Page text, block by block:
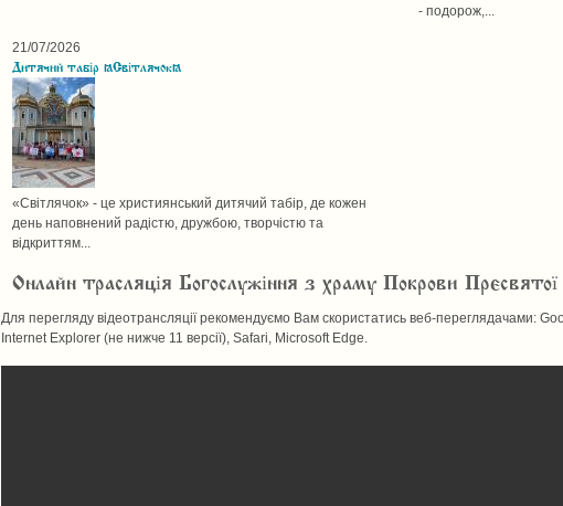
- подорож,...
21/07/2026
Дитячий табір "Світлячок"
«Світлячок» - це християнський дитячий табір, де кожен
день наповнений радістю, дружбою, творчістю та
відкриттям...
Онлайн трасляція Богослужіння з храму Покрови
Для перегляду відеотрансляції рекомендуємо Вам скористатись веб-переглядачами:
Internet Explorer (не нижче 11 версії), Safari, Microsoft Edge.